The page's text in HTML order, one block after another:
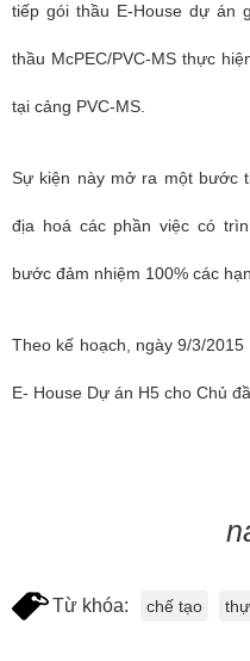
tiếp gói thầu E-House dự án
thầu McPEC/PVC-MS thực
tại cảng PVC-MS.
Sự kiện này mở ra một bước
địa hoá các phần việc có
bước đảm nhiệm 100% các
Theo kế hoạch, ngày 9/3/
E- House Dự án H5 cho Chủ
Từ khóa: chế tạo